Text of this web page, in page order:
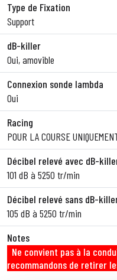
Type de Fixation
Support
dB-killer
Oui, amovible
Connexion sonde lambda
Oui
Racing
POUR LA COURSE
Décibel relevé avec dB-
101 dB à 5250 tr/min
Décibel relevé sans dB-
105 dB à 5250 tr/min
Notes
Ne convient pas à la
recommandons de retirer